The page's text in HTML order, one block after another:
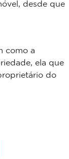
desde que
como a
ela que
do